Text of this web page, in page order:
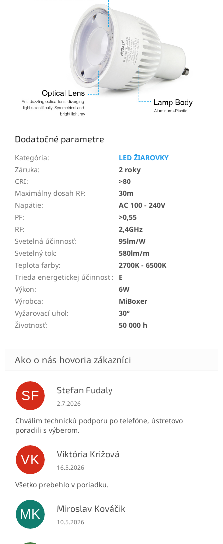
Dodatočné parametre
Kategória:
LED ŽIAROVKY
Záruka:
2 roky
CRI:
>80
Maximálny dosah RF:
30m
Napätie:
AC 100 - 240V
PF:
>0,55
RF:
2,4GHz
Svetelná účinnosť:
95lm/W
Svetelný tok:
580lm/m
Teplota farby:
2700K - 6500K
Trieda energetickej účinnosti:
E
Výkon:
6W
Výrobca:
MiBoxer
Vyžarovací uhol:
30°
Životnosť: 50 000 h
SF Stefan Fudaly
Hodnotenie obchodu je 5 z 5 hviezdičiek.
2.7.2026
Chválim technickú podporu po telefóne, ústretovo
poradili s výberom.
VK Viktória Križová
Hodnotenie obchodu je 5 z 5 hviezdičiek.
16.5.2026
Všetko prebehlo v poriadku.
MK Miroslav Kováčik
Hodnotenie obchodu je 5 z 5 hviezdičiek.
10.5.2026